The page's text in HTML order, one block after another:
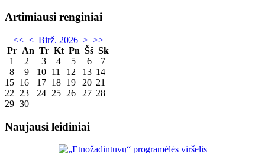
Artimiausi renginiai
<< < Birž. 2026 > >>
Pr An Tr Kt Pn Šš Sk
1
2 3 4 5 6
7
8
9 10 11 12 13 14
15 16 17 18 19 20 21
22
23 24 25 26 27 28
29 30
Naujausi leidiniai